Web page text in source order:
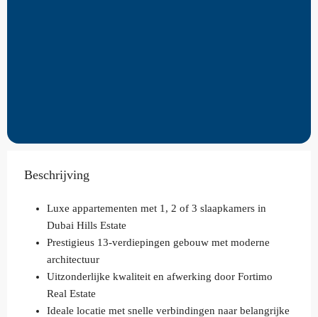
Beschrijving
Luxe appartementen met 1, 2 of 3 slaapkamers in
Dubai Hills Estate
Prestigieus 13-verdiepingen gebouw met moderne
architectuur
Uitzonderlijke kwaliteit en afwerking door Fortimo
Real Estate
Ideale locatie met snelle verbindingen naar belangrijke